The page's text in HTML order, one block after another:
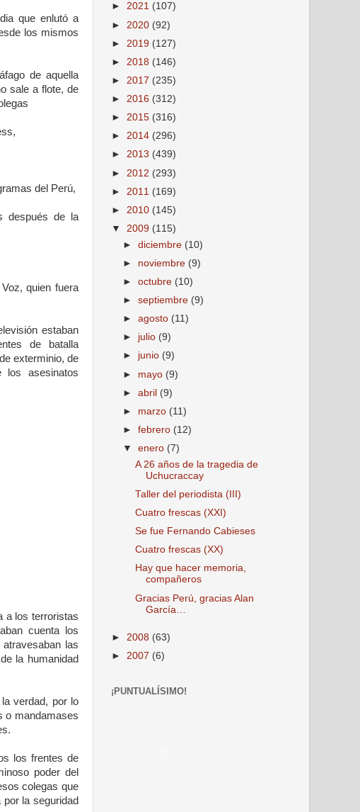
que enlutó a
los mismos
de aquella
sale a flote, de
del Perú,
después de la
quien fuera
estaban
de batalla
exterminio, de
los asesinatos
a los terroristas
cuenta los
las
la humanidad
verdad, por lo
o mandamases
los frentes de
poder del
colegas que
la seguridad
► 2021 (107)
► 2020 (92)
► 2019 (127)
► 2018 (146)
► 2017 (235)
► 2016 (312)
► 2015 (316)
► 2014 (296)
► 2013 (439)
► 2012 (293)
► 2011 (169)
► 2010 (145)
▼ 2009 (115)
►diciembre (10)
► noviembre (9)
►octubre (10)
►septiembre (9)
►agosto (11)
► julio (9)
► junio (9)
► mayo (9)
►abril (9)
► marzo (11)
►febrero (12)
▼enero (7)
A 26 años de la tragedia de
Uchucraccay
Taller del periodista (III)
Cuatro frescas (XXI)
Se fue Fernando Cabieses
Cuatro frescas (XX)
Hay que hacer memoria,
compañeros
Gracias Perú, gracias Alan
García…
► 2008 (63)
► 2007 (6)
¡PUNTUALÍSIMO!